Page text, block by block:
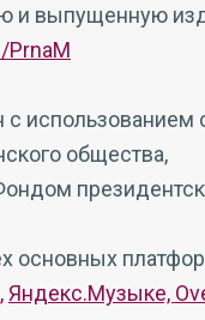
и выпущенную
PrnaM
с
общества,
основных
Яндекс.Музыке,